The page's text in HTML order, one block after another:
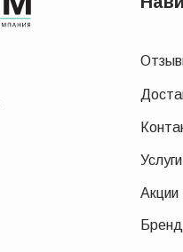
Услуги
Акции